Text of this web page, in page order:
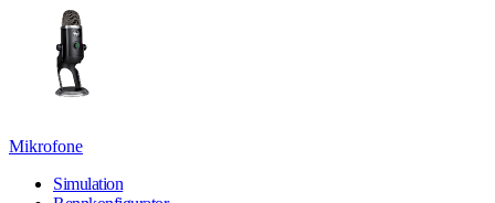
Mikrofone
Simulation